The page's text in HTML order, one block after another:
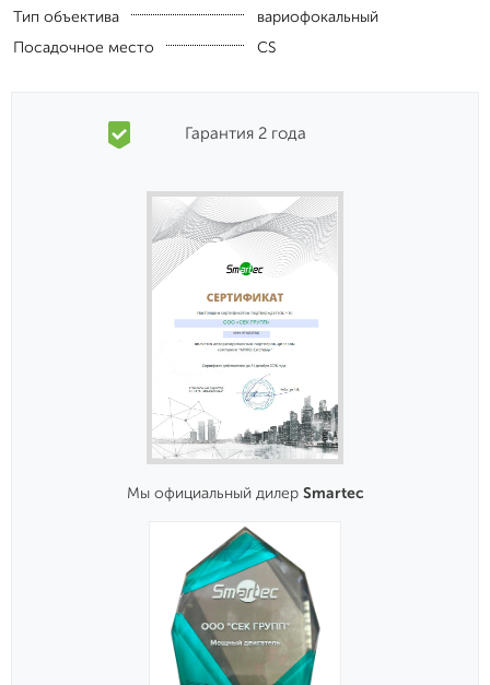
Тип объектива
вариофокальный
Посадочное место
CS
Гарантия 2 года
Мы официальный дилер Smartec